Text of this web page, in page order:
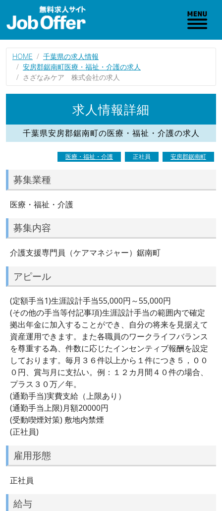
HOME
千葉県の求人情報
安房郡鋸南町医療・福祉・介護の求人
さざなみケア 株式会社の求人
求人情報詳細
千葉県安房郡鋸南町の医療・福祉・介護の求人
医療・福祉・介護 正社員 安房郡鋸南町
募集業種
医療・福祉・介護
募集内容
介護支援専門員（ケアマネジャー）鋸南町
アピール
(定額手当1)生涯設計手当55,000円～55,000円
(その他の手当等付記事項)生涯設計手当の範囲内で確定
拠出年金に加入することができ、自分の将来を見据えて
資産運用できます。また各職員のワークライフバランス
を尊重する為、件数に応じたインセンティブ報酬を設定
しております。毎月３６件以上から１件につき５，００
０円、賞与月に支払い。例：１２カ月間４０件の場合、
プラス３０万／年。
(通勤手当)実費支給（上限あり）
(通勤手当上限)月額20000円
(受動喫煙対策) 敷地内禁煙
(正社員)
雇用形態
正社員
給与